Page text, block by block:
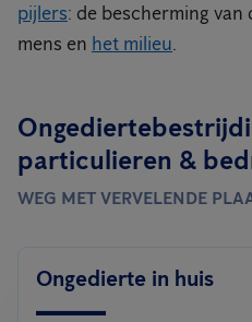
pijlers: de bescherming van
mens en het milieu.
particulieren &
WEG MET VERVELENDE
Ongedierte in huis